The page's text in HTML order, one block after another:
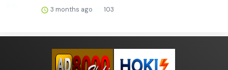
3 months ago 103